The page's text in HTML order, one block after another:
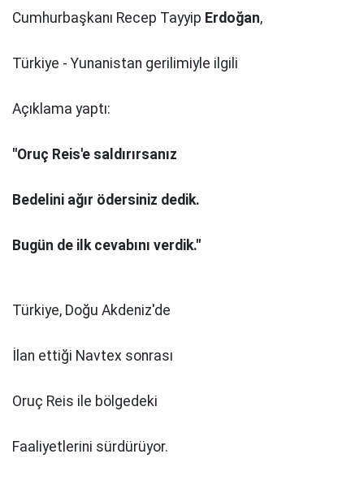
Cumhurbaşkanı Recep Tayyip Erdoğan,
Türkiye - Yunanistan gerilimiyle ilgili
Açıklama yaptı:
''Oruç Reis'e saldırırsanız
Bedelini ağır ödersiniz dedik.
Bugün de ilk cevabını verdik.''
Türkiye, Doğu Akdeniz'de
İlan ettiği Navtex sonrası
Oruç Reis ile bölgedeki
Faaliyetlerini sürdürüyor.